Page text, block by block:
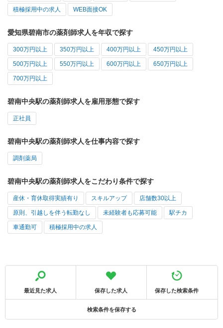
積極採用中の求人 WEB面接OK
愛知県碧南市の薬剤師求人を年収で探す
300万円以上 350万円以上 400万円以上 450万円以上
500万円以上 550万円以上 600万円以上 650万円以上
700万円以上
碧南中央駅の薬剤師求人を雇用形態で探す
正社員
碧南中央駅の薬剤師求人を仕事内容で探す
調剤薬局
碧南中央駅の薬剤師求人をこだわり条件で探す
産休・育休取得実績有り スキルアップ 店舗数30以上
原則、引越しを伴う転勤なし 未経験者も応募可能 駅チカ
車通勤可 積極採用中の求人
最近見た求人 保存した求人 保存した検索条件
検索条件を保存する